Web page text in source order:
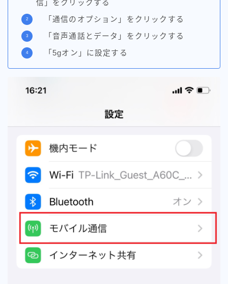
信」をクリックする
「通信のオプション」をクリックする
「音声通話とデータ」をクリックする
「5gオン」に設定する